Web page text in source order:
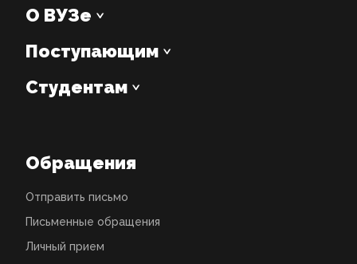
О ВУЗе
Поступающим
Студентам
Обращения
Отправить письмо
Письменные обращения
Личный прием